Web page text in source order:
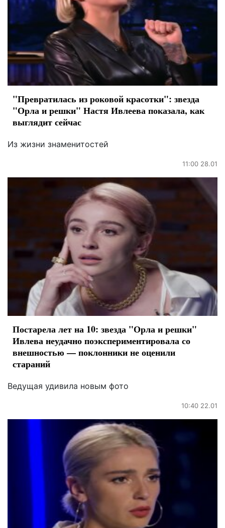
"Превратилась из роковой красотки": звезда
"Орла и решки" Настя Ивлеева показала, как
выглядит сейчас
Из жизни знаменитостей
11:00 28.01
Постарела лет на 10: звезда "Орла и решки"
Ивлева неудачно поэкспериментировала со
внешностью — поклонники не оценили
стараний
Ведущая удивила новым фото
10:40 22.01